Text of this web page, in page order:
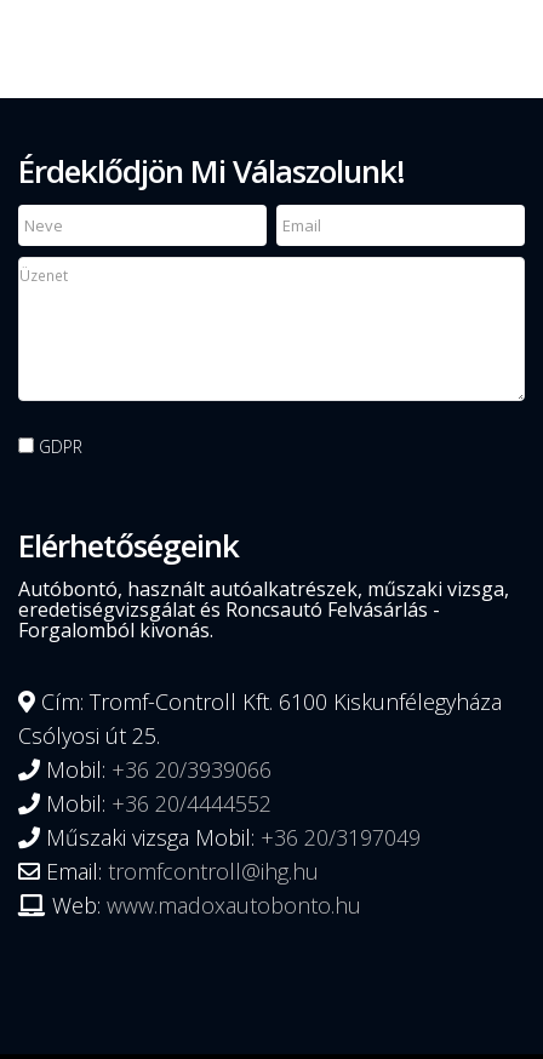
Érdeklődjön Mi Válaszolunk!
GDPR
Elérhetőségeink
Autóbontó, használt autóalkatrészek, műszaki vizsga,
eredetiségvizsgálat és Roncsautó Felvásárlás -
Forgalomból kivonás.
Cím: Tromf-Controll Kft. 6100 Kiskunfélegyháza
Csólyosi út 25.
Mobil: +36 20/3939066
Mobil: +36 20/4444552
Műszaki vizsga Mobil: +36 20/3197049
Email: tromfcontroll@ihg.hu
Web: www.madoxautobonto.hu